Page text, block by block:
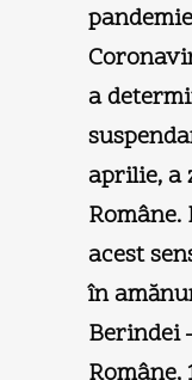
a
aprilie, a
acest
în
Berindei